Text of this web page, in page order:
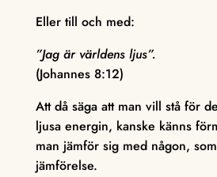
Eller till och med:
”Jag är världens ljus”.
(Johannes 8:12)
Att då säga att man vill stå för
ljusa energin, kanske känns
man jämför sig med någon,
jämförelse.